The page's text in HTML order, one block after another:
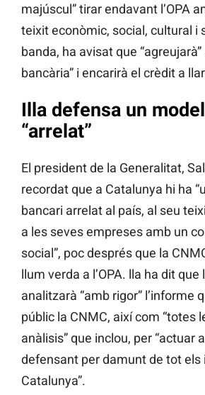
majúscul” tirar endavant l’OPA
teixit econòmic, social, cultural i
banda, ha avisat que
bancària” i encarirà el crèdit a
Illa defensa un
“arrelat”
El president de la Generalitat,
recordat que a Catalunya hi ha
bancari arrelat al país, al seu
a les seves empreses amb un
social”, poc després que la
llum verda a l’OPA. lla ha dit que
analitzarà “amb rigor” l’informe
públic la CNMC, així com “totes
anàlisis” que inclou, per “actuar
defensant per damunt de tot els
Catalunya”.